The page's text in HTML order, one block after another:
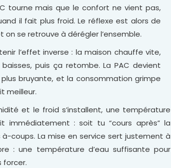
tourne mais que le confort ne vient pas,
il fait plus froid. Le réflexe est alors de
se retrouve à dérégler l’ensemble.
l’effet inverse : la maison chauffe vite,
puis ça retombe. La PAC devient
bruyante, et la consommation grimpe
meilleur.
et le froid s’installent, une température
immédiatement : soit tu “cours après” la
coups. La mise en service sert justement à
: une température d’eau suffisante pour
forcer.